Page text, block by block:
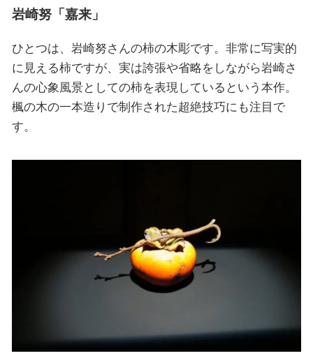
岩崎努「嘉来」
ひとつは、岩崎努さんの柿の木彫です。非常に写実的
に見える柿ですが、実は誇張や省略をしながら岩崎さ
んの心象風景としての柿を表現しているという本作。
楓の木の一本造りで制作された超絶技巧にも注目で
す。